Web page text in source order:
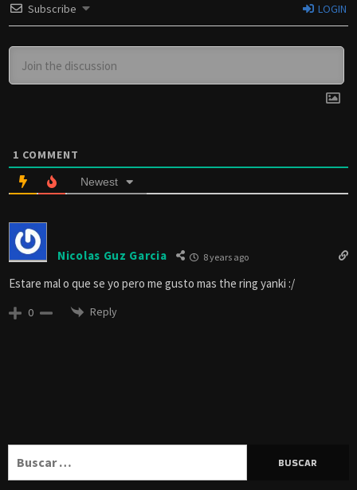
Subscribe LOGIN
1 COMMENT
Newest
Nicolas Guz Garcia 8 years ago
Estare mal o que se yo pero me gusto mas the ring yanki :/
0 Reply